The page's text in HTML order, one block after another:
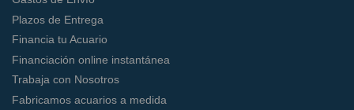
Plazos de Entrega
Financia tu Acuario
Financiación online instantánea
Trabaja con Nosotros
Fabricamos acuarios a medida